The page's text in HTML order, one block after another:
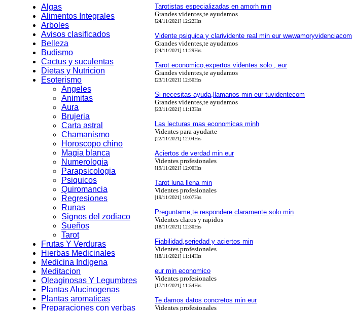
Algas
Alimentos Integrales
Arboles
Avisos clasificados
Belleza
Budismo
Cactus y suculentas
Dietas y Nutricion
Esoterismo
Angeles
Animitas
Aura
Brujeria
Carta astral
Chamanismo
Horoscopo chino
Magia blanca
Numerologia
Parapsicologia
Psiquicos
Quiromancia
Regresiones
Runas
Signos del zodiaco
Sueños
Tarot
Frutas Y Verduras
Hierbas Medicinales
Medicina Indigena
Meditacion
Oleaginosas Y Legumbres
Plantas Alucinogenas
Plantas aromaticas
Preparaciones con yerbas
Tarotistas especializadas en amorh min
Grandes videntes,te ayudamos
[24/11/2021] 12:22Hrs
Vidente psiquica y clarividente real min eur wwwamoryvidenciacom
Grandes videntes,te ayudamos
[24/11/2021] 11:29Hrs
Tarot economico,expertos videntes solo , eur
Grandes videntes,te ayudamos
[23/11/2021] 12:50Hrs
Si necesitas ayuda,llamanos min eur tuvidentecom
Grandes videntes,te ayudamos
[23/11/2021] 11:13Hrs
Las lecturas mas economicas minh
Videntes para ayudarte
[22/11/2021] 12:04Hrs
Aciertos de verdad min eur
Videntes profesionales
[19/11/2021] 12:00Hrs
Tarot luna llena min
Videntes profesionales
[19/11/2021] 10:07Hrs
Preguntame,te respondere claramente solo min
Videntes claros y rapidos
[18/11/2021] 12:30Hrs
Fiabilidad,seriedad y aciertos min
Videntes profesionales
[18/11/2021] 11:14Hrs
eur min economico
Videntes profesionales
[17/11/2021] 11:54Hrs
Te damos datos concretos min eur
Videntes profesionales